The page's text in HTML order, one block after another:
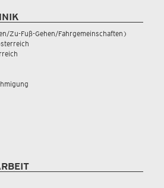
Zu-Fuß-Gehen/Fahrgemeinschaften)